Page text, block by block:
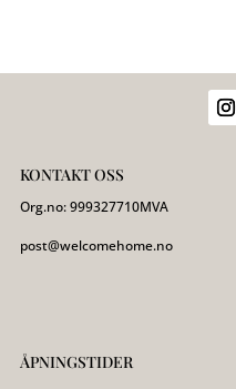
KONTAKT OSS
Org.no:999327710MVA
post@welcomehome.no
ÅPNINGSTIDER